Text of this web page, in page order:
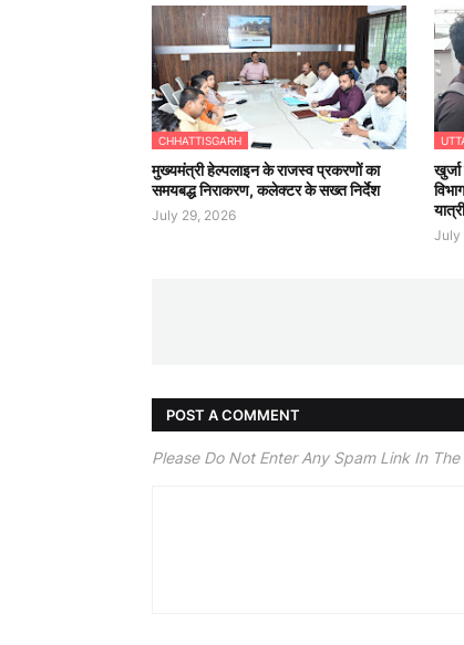
CHHATTISGARH
मुख्यमंत्री हेल्पलाइन के राजस्व प्रकरणों का
समयबद्ध निराकरण, कलेक्टर के सख्त निर्देश
July 29, 2026
यात्री
July
POST A COMMENT
Please Do Not Enter Any Spam Link In